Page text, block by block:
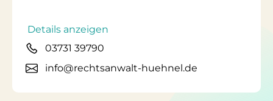
Details anzeigen
03731 39790
info@rechtsanwalt-huehnel.de